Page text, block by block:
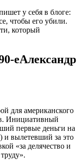
у себя в блоге:
чтобы его убили.
который
Александр
для американского
Инициативный
первые деньги на
и вылетевший за это
«за делячество и